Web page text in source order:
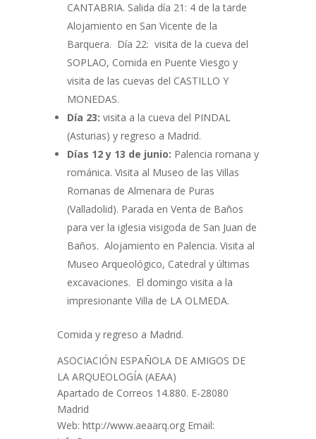
CANTABRIA. Salida día 21: 4 de la tarde
Alojamiento en San Vicente de la
Barquera. Día 22: visita de la cueva del
SOPLAO, Comida en Puente Viesgo y
visita de las cuevas del CASTILLO Y
MONEDAS.
Día 23: visita a la cueva del PINDAL
(Asturias) y regreso a Madrid.
Días 12 y 13 de junio: Palencia romana y
románica. Visita al Museo de las Villas
Romanas de Almenara de Puras
(Valladolid). Parada en Venta de Baños
para ver la iglesia visigoda de San Juan de
Baños. Alojamiento en Palencia. Visita al
Museo Arqueológico, Catedral y últimas
excavaciones. El domingo visita a la
impresionante Villa de LA OLMEDA.
Comida y regreso a Madrid.
ASOCIACIÓN ESPAÑOLA DE AMIGOS DE
LA ARQUEOLOGÍA (AEAA)
Apartado de Correos 14.880. E-28080
Madrid
Web: http://www.aeaarq.org Email: